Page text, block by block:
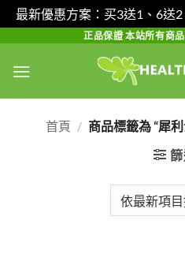
最新優惠方案：买3送1、6送
content
正品保證 本站所有商
首頁 / 商品標籤為 “犀